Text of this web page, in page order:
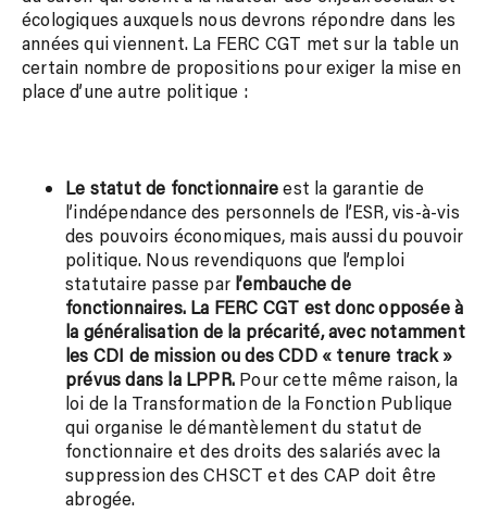
écologiques auxquels nous devrons répondre dans les
années qui viennent. La FERC CGT met sur la table un
certain nombre de propositions pour exiger la mise en
place d’une autre politique :
Le statut de fonctionnaireest la garantie de
l’indépendance des personnels de l’ESR, vis-à-vis
des pouvoirs économiques, mais aussi du pouvoir
politique. Nous revendiquons que l’emploi
statutaire passe par l’embauche de
fonctionnaires. La FERC CGT est donc opposée à
la généralisation de la précarité, avec notamment
les CDI de mission ou des CDD « tenure track »
prévus dans la LPPR. Pour cette même raison, la
loi de la Transformation de la Fonction Publique
qui organise le démantèlement du statut de
fonctionnaire et des droits des salariés avec la
suppression des CHSCT et des CAP doit être
abrogée.